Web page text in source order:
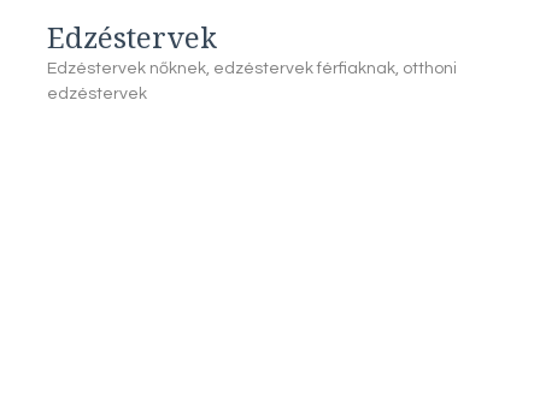
Edzéstervek
Edzéstervek nőknek, edzéstervek férfiaknak, otthoni
edzéstervek